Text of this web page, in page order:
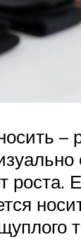
–
роста.